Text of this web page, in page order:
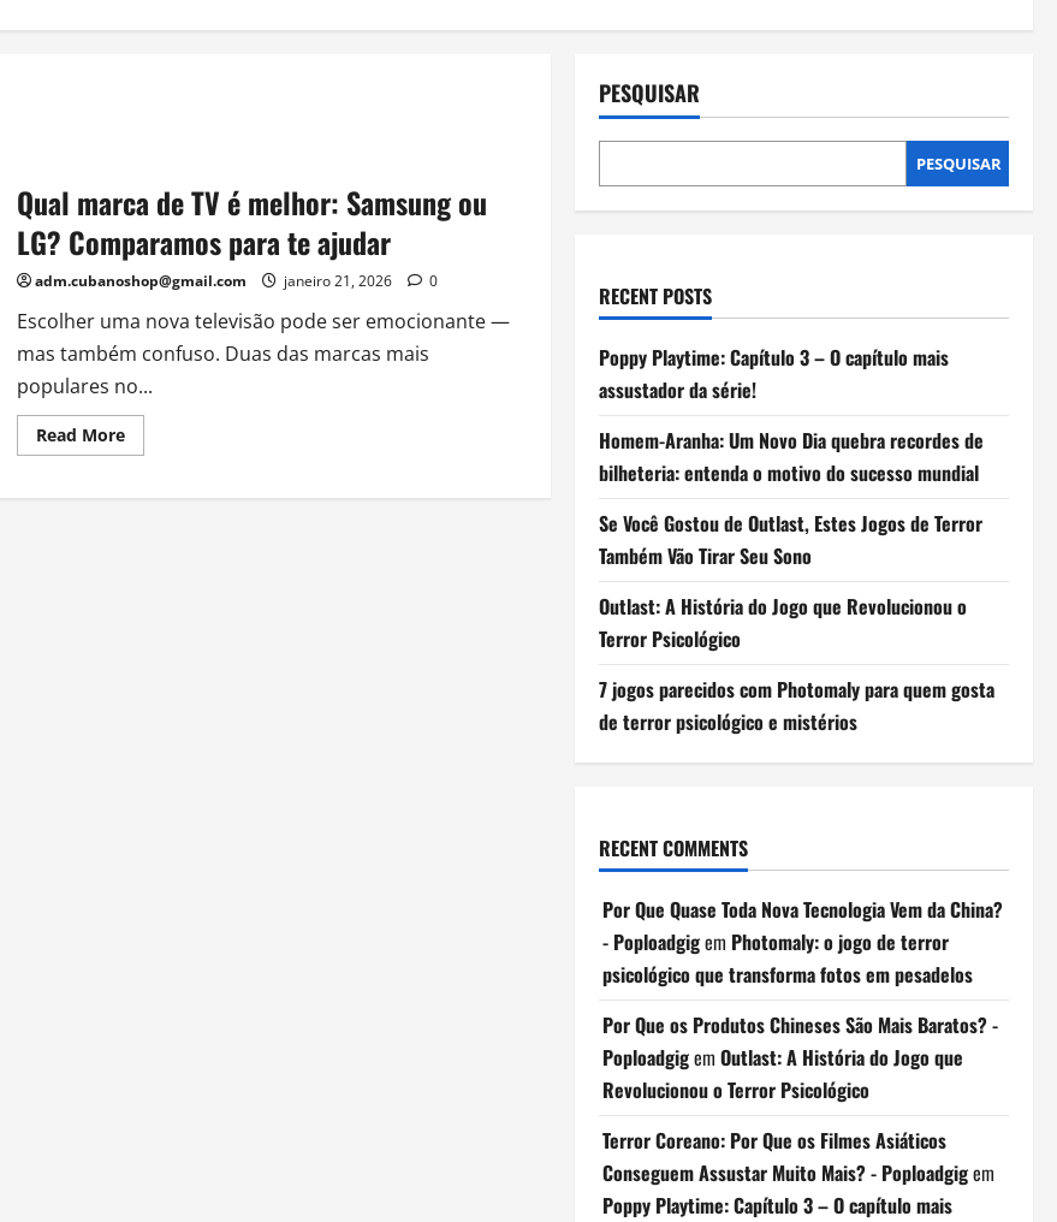
Qual marca de TV é melhor: Samsung ou
LG? Comparamos para te ajudar
adm.cubanoshop@gmail.com janeiro 21, 2026 0
Escolher uma nova televisão pode ser emocionante —
mas também confuso. Duas das marcas mais
populares no...
Read MoreRead
more
marca
PESQUISAR
PESQUISAR
RECENT POSTS
Poppy Playtime: Capítulo 3 – O capítulo mais
assustador da série!
Homem-Aranha: Um Novo Dia quebra recordes de
bilheteria: entenda o motivo do sucesso mundial
Se Você Gostou de Outlast, Estes Jogos de Terror
Também Vão Tirar Seu Sono
Outlast: A História do Jogo que Revolucionou o
Terror Psicológico
7 jogos parecidos com Photomaly para quem gosta
de terror psicológico e mistérios
RECENT COMMENTS
Por Que Quase Toda Nova Tecnologia Vem da China?
- Poploadgigem Photomaly: o jogo de terror
psicológico que transforma fotos em pesadelos
Por Que os Produtos Chineses São Mais Baratos? -
Poploadgigem Outlast: A História do Jogo que
Revolucionou o Terror Psicológico
Terror Coreano: Por Que os Filmes Asiáticos
Conseguem Assustar Muito Mais? - Poploadgigem
Poppy Playtime: Capítulo 3 – O capítulo mais